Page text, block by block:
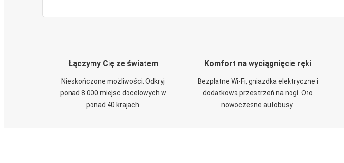
Łączymy Cię ze światem
Nieskończone możliwości. Odkryj
ponad 8 000 miejsc docelowych w
ponad 40 krajach.
Komfort na wyciągnięcie ręki
Bezpłatne Wi-Fi, gniazdka elektryczne i
dodatkowa przestrzeń na nogi. Oto
nowoczesne autobusy.